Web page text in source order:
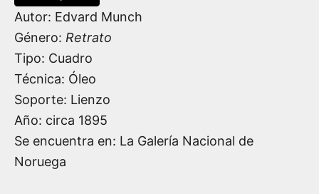
Autor: Edvard Munch
Género: Retrato
Tipo: Cuadro
Técnica: Óleo
Soporte: Lienzo
Año: circa 1895
Se encuentra en: La Galería Nacional de
Noruega